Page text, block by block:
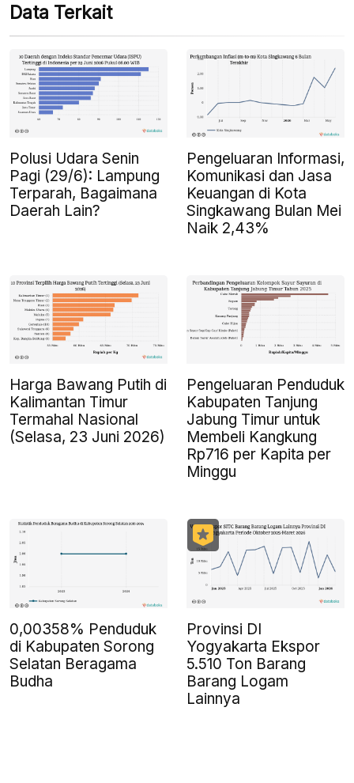
Data Terkait
Polusi Udara Senin
Pagi (29/6): Lampung
Terparah, Bagaimana
Daerah Lain?
Pengeluaran Informasi,
Komunikasi dan Jasa
Keuangan di Kota
Singkawang Bulan Mei
Naik 2,43%
Harga Bawang Putih di
Kalimantan Timur
Termahal Nasional
(Selasa, 23 Juni 2026)
Pengeluaran Penduduk
Kabupaten Tanjung
Jabung Timur untuk
Membeli Kangkung
Rp716 per Kapita per
Minggu
0,00358% Penduduk
di Kabupaten Sorong
Selatan Beragama
Budha
Provinsi DI
Yogyakarta Ekspor
5.510 Ton Barang
Barang Logam
Lainnya